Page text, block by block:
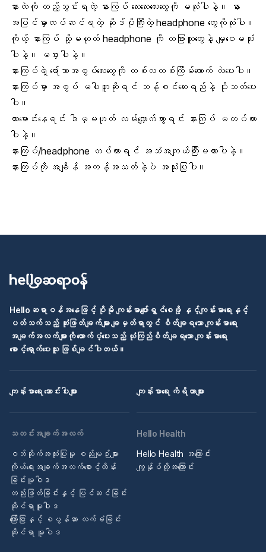
နားထဲကို ထည့်သွင်းရတဲ့ နားကြပ် သေးသေးလေးတွေကို မသုံးပါနဲ့။ နား
အပြင်မှာတပ်ဆင်ရတဲ့ ဆိုဒ်ပိုကြီးတဲ့ headphone တွေကိုသုံးပါ။
ကိုယ့် နားကြပ် သို့မဟုတ်headphone ကို တခြားသူတွေနဲ့ မျှဝေမသုံး
ပါနဲ့။ မငှားပါနဲ့။
နားကြပ်ရဲ့ ရော်ဘာအစွပ်လေးတွေကို တစ်လတစ်ကြိမ်လောက် လဲပေးပါ။
နားကြပ်မှာ အစွပ် မပါဘူးဆိုရင် သန့်စင်ဆေးရည်နဲ့ ပိုးသတ်ပေး
ပါ။
ကားမောင်းနေရင်း ဒါမှမဟုတ် လမ်းလျှောက်သွားရင်း နားကြပ် မတပ်ထား
ပါနဲ့။
နားကြပ်/headphone တပ်ထားရင် အသံအကျယ်ကြီးမထားပါနဲ့။
နားကြပ်ကို အချိန် အကန့်အသတ်နဲ့ပဲ အသုံးပြုပါ။
Helloဆရာဝန်အနေဖြင့် ပိုမို ကျန်းမာပျော်ရွှင်စေဖို့ နှင့်ကျန်းမာရေးနှင့်
ပတ်သက်သည့် ဆုံးဖြတ်ချက်များ ချမှတ်ရာတွင် စိတ်ချရသော ကျန်းမာရေး
အချက်အလက်များကို ထောက်ပံ့ပေးသည့် ယုံကြည်စိတ်ချရသော ကျန်းမာရေး
စောင့်ရှောက်ပေးသူ ဖြစ်ချင်ပါတယ်။
ကျန်းမာရေး ဆောင်းပါးများ ကျန်းမာရေး ကိရိယာများ
သတင်းအချက်အလက်
ဝဘ်ဆိုက်အသုံးပြုမှု စည်းမျဉ်းများ
ကိုယ်ရေးအချက်အလက်စောင့်ထိန်း
ခြင်းမူဝါဒ
တည်းဖြတ်ခြင်းနှင့် ပြင်ဆင်ခြင်း
ဆိုင်ရာမူဝါဒ
ကြော်ငြာနှင့် စပွန်ဆာ လက်ခံခြင်း
ဆိုင်ရာ မူဝါဒ
Hello Health
Hello Health အကြောင်း
ကျွန်ုပ်တို့အကြောင်း